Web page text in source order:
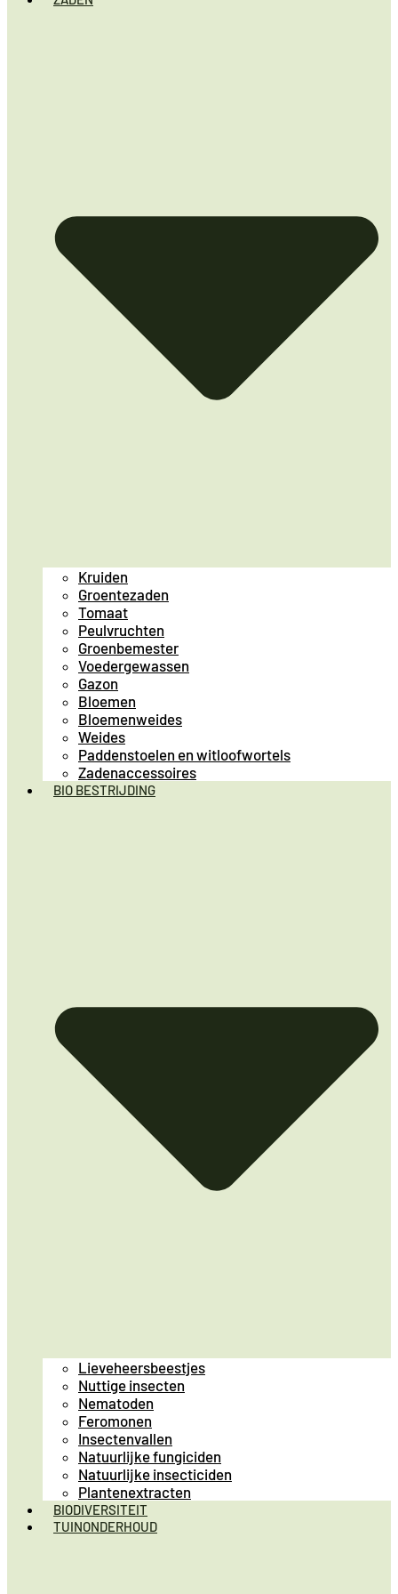
Kruiden
Groentezaden
Tomaat
Peulvruchten
Groenbemester
Voedergewassen
Gazon
Bloemen
Bloemenweides
Weides
Paddenstoelen en witloofwortels
Zadenaccessoires
BIO BESTRIJDING
Lieveheersbeestjes
Nuttige insecten
Nematoden
Feromonen
Insectenvallen
Natuurlijke fungiciden
Natuurlijke insecticiden
Plantenextracten
BIODIVERSITEIT
TUINONDERHOUD